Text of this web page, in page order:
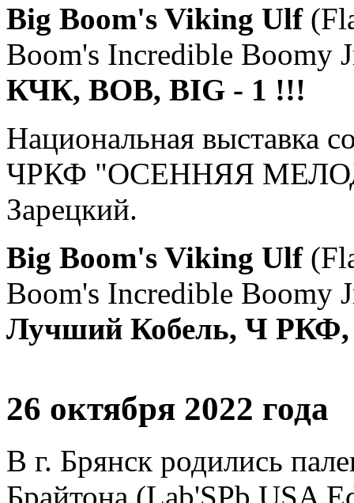
Big Boom's Viking Ulf
Boom's Incredible Boomy
КЧК, ВОВ, BIG - 1 !!!
Национальная выставка
ЧРКФ "ОСЕННЯЯ
Зарецкий.
Big Boom's Viking Ulf
Boom's Incredible Boomy
Лучший Кобель, Ч
26 октября 2022 года
В г. Брянск родились